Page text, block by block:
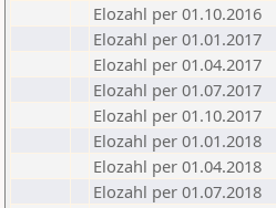
Elozahl per 01.10.2016
Elozahl per 01.01.2017
Elozahl per 01.04.2017
Elozahl per 01.07.2017
Elozahl per 01.10.2017
Elozahl per 01.01.2018
Elozahl per 01.04.2018
Elozahl per 01.07.2018